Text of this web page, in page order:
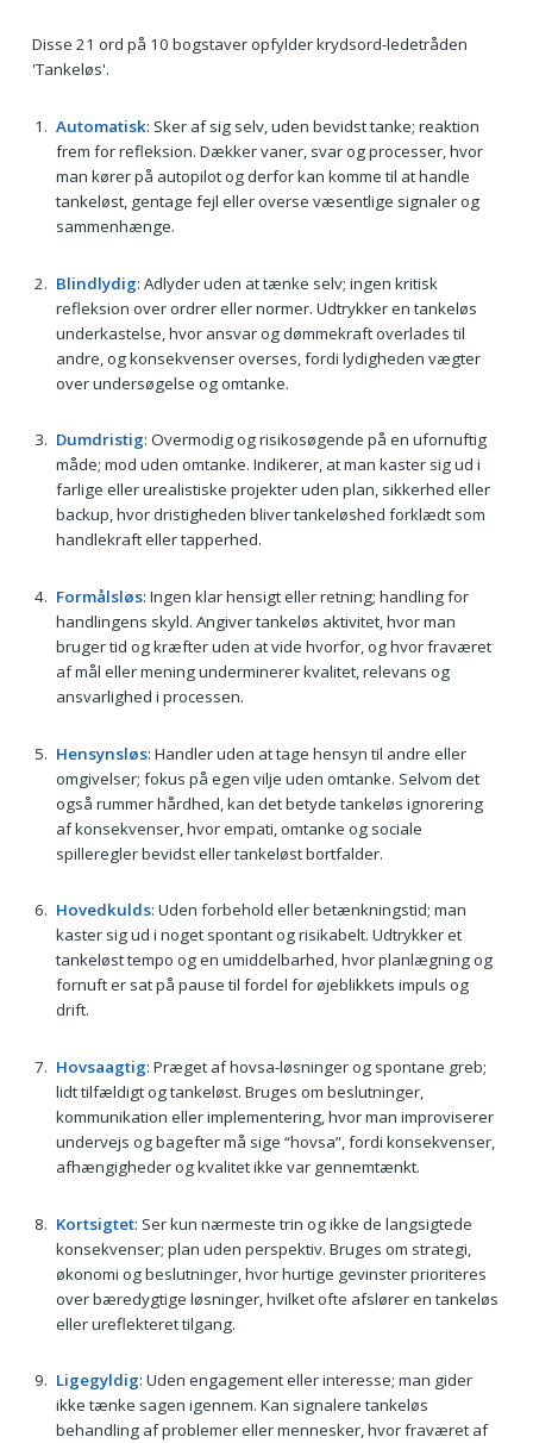
Disse 21 ord på 10 bogstaver opfylder krydsord-ledetråden
'Tankeløs'.
Automatisk: Sker af sig selv, uden bevidst tanke; reaktion
frem for refleksion. Dækker vaner, svar og processer, hvor
man kører på autopilot og derfor kan komme til at handle
tankeløst, gentage fejl eller overse væsentlige signaler og
sammenhænge.
Blindlydig: Adlyder uden at tænke selv; ingen kritisk
refleksion over ordrer eller normer. Udtrykker en tankeløs
underkastelse, hvor ansvar og dømmekraft overlades til
andre, og konsekvenser overses, fordi lydigheden vægter
over undersøgelse og omtanke.
Dumdristig: Overmodig og risikosøgende på en ufornuftig
måde; mod uden omtanke. Indikerer, at man kaster sig ud i
farlige eller urealistiske projekter uden plan, sikkerhed eller
backup, hvor dristigheden bliver tankeløshed forklædt som
handlekraft eller tapperhed.
Formålsløs: Ingen klar hensigt eller retning; handling for
handlingens skyld. Angiver tankeløs aktivitet, hvor man
bruger tid og kræfter uden at vide hvorfor, og hvor fraværet
af mål eller mening underminerer kvalitet, relevans og
ansvarlighed i processen.
Hensynsløs: Handler uden at tage hensyn til andre eller
omgivelser; fokus på egen vilje uden omtanke. Selvom det
også rummer hårdhed, kan det betyde tankeløs ignorering
af konsekvenser, hvor empati, omtanke og sociale
spilleregler bevidst eller tankeløst bortfalder.
Hovedkulds: Uden forbehold eller betænkningstid; man
kaster sig ud i noget spontant og risikabelt. Udtrykker et
tankeløst tempo og en umiddelbarhed, hvor planlægning og
fornuft er sat på pause til fordel for øjeblikkets impuls og
drift.
Hovsaagtig: Præget af hovsa-løsninger og spontane greb;
lidt tilfældigt og tankeløst. Bruges om beslutninger,
kommunikation eller implementering, hvor man improviserer
undervejs og bagefter må sige “hovsa”, fordi konsekvenser,
afhængigheder og kvalitet ikke var gennemtænkt.
Kortsigtet: Ser kun nærmeste trin og ikke de langsigtede
konsekvenser; plan uden perspektiv. Bruges om strategi,
økonomi og beslutninger, hvor hurtige gevinster prioriteres
over bæredygtige løsninger, hvilket ofte afslører en tankeløs
eller ureflekteret tilgang.
Ligegyldig: Uden engagement eller interesse; man gider
ikke tænke sagen igennem. Kan signalere tankeløs
behandling af problemer eller mennesker, hvor fraværet af